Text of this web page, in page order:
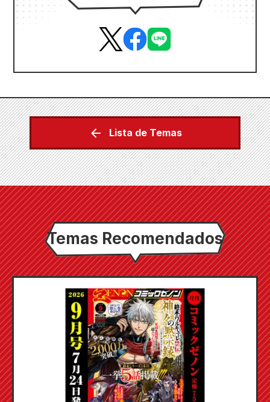
Lista de Temas
Temas Recomendados